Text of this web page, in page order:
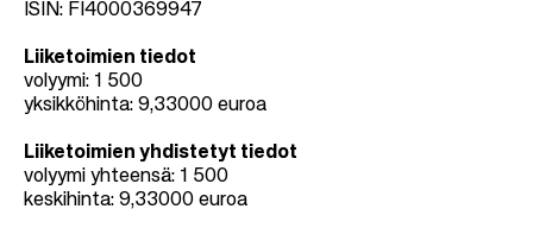
ISIN: FI4000369947
Liiketoimien tiedot
volyymi: 1 500
yksikköhinta: 9,33000 euroa
Liiketoimien yhdistetyt tiedot
volyymi yhteensä: 1 500
keskihinta: 9,33000 euroa